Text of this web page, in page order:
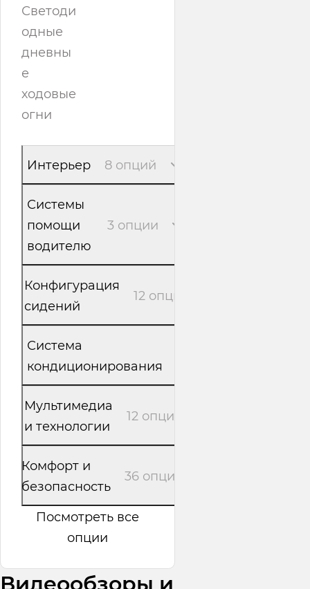
Светоди
одные
дневны
е
ходовые
огни
Интерьер 8 опций
Системы
помощи
водителю
3 опции
Конфигурация
сидений
12 опций
Система
кондиционирования
Мультимедиа
и технологии
12 опций
Комфорт и
безопасность
36 опций
Посмотреть все
опции
Видеообзоры и